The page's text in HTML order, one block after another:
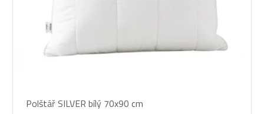
hodnocení
Polštář SILVER bílý 70x90 cm